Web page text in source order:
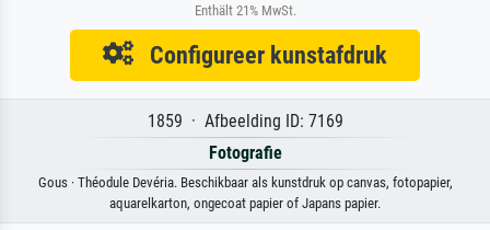
Enthält 21% MwSt.
Configureer kunstafdruk
1859 · Afbeelding ID: 7169
Fotografie
Gous · Théodule Devéria. Beschikbaar als kunstdruk op canvas, fotopapier,
aquarelkarton, ongecoat papier of Japans papier.